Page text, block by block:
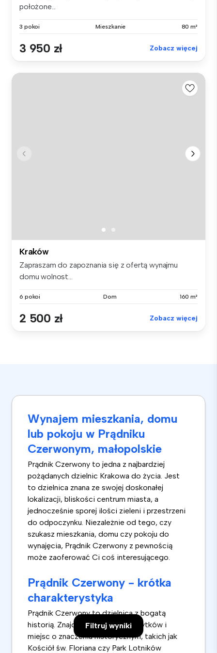
Filtruj wyniki
położone...
3 pokoi Mieszkanie 80 m²
3 950 zł Zobacz więcej
Kraków
Zapraszam do zapoznania się z ofertą wynajmu
domu wolnost...
6 pokoi Dom 160 m²
2 500 zł Zobacz więcej
Wynajem mieszkania, domu
lub pokoju w Prądniku
Czerwonym, małopolskie
Prądnik Czerwony to jedna z najbardziej
pożądanych dzielnic Krakowa do życia. Jest
to dzielnica znana ze swojej doskonałej
lokalizacji, bliskości centrum miasta, a
jednocześnie sporej ilości zieleni i przestrzeni
do odpoczynku. Niezależnie od tego, czy
szukasz mieszkania, domu czy pokoju do
wynajęcia, Prądnik Czerwony z pewnością
może zaoferować Ci coś interesującego.
Prądnik Czerwony - krótka
charakterystyka
Prądnik Czerwony to dzielnica z bogatą
historią. Znajduje się tu wiele zabytków i
miejsc o znaczeniu historycznym, takich jak
Kościół św. Floriana czy Park Lotników